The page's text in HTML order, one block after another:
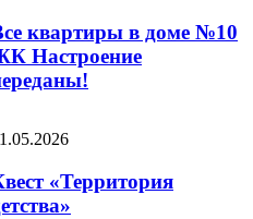
квартиры в доме №10
Настроение
«Территория